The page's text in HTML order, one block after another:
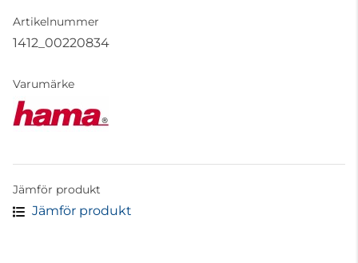
Artikelnummer
1412_00220834
Varumärke
Jämför produkt
Jämför produkt